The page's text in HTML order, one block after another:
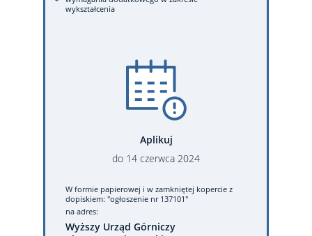
wykształcenia
Aplikuj
do 14 czerwca 2024
W formie papierowej i w zamkniętej kopercie z
dopiskiem: "ogłoszenie nr 137101"
na adres:
Wyższy Urząd Górniczy